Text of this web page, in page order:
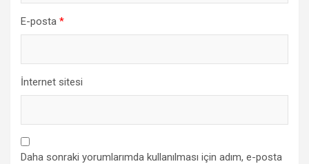
E-posta *
İnternet sitesi
Daha sonraki yorumlarımda kullanılması için adım, e-posta